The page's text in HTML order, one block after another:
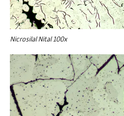
Nicrosilal Nital 100x